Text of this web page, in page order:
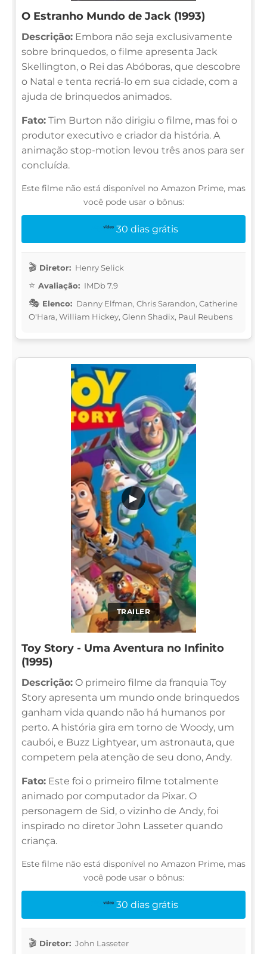
O Estranho Mundo de Jack (1993)
Descrição: Embora não seja exclusivamente
sobre brinquedos, o filme apresenta Jack
Skellington, o Rei das Abóboras, que descobre
o Natal e tenta recriá-lo em sua cidade, com a
ajuda de brinquedos animados.
Fato: Tim Burton não dirigiu o filme, mas foi o
produtor executivo e criador da história. A
animação stop-motion levou três anos para ser
concluída.
Este filme não está disponível no Amazon Prime, mas
você pode usar o bônus:
30 dias grátis
Diretor: Henry Selick
Avaliação: IMDb 7.9
Elenco: Danny Elfman, Chris Sarandon, Catherine
O'Hara, William Hickey, Glenn Shadix, Paul Reubens
TRAILER
▶
Toy Story - Uma Aventura no Infinito
(1995)
Descrição: O primeiro filme da franquia Toy
Story apresenta um mundo onde brinquedos
ganham vida quando não há humanos por
perto. A história gira em torno de Woody, um
caubói, e Buzz Lightyear, um astronauta, que
competem pela atenção de seu dono, Andy.
Fato: Este foi o primeiro filme totalmente
animado por computador da Pixar. O
personagem de Sid, o vizinho de Andy, foi
inspirado no diretor John Lasseter quando
criança.
Este filme não está disponível no Amazon Prime, mas
você pode usar o bônus:
30 dias grátis
Diretor: John Lasseter